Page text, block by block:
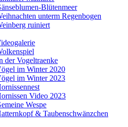
Blütenmeer
unterm Regenbogen
ruiniert
der Vogeltraenke
im Winter 2020
im Winter 2023
Video 2023
Wespe
& Taubenschwänzchen